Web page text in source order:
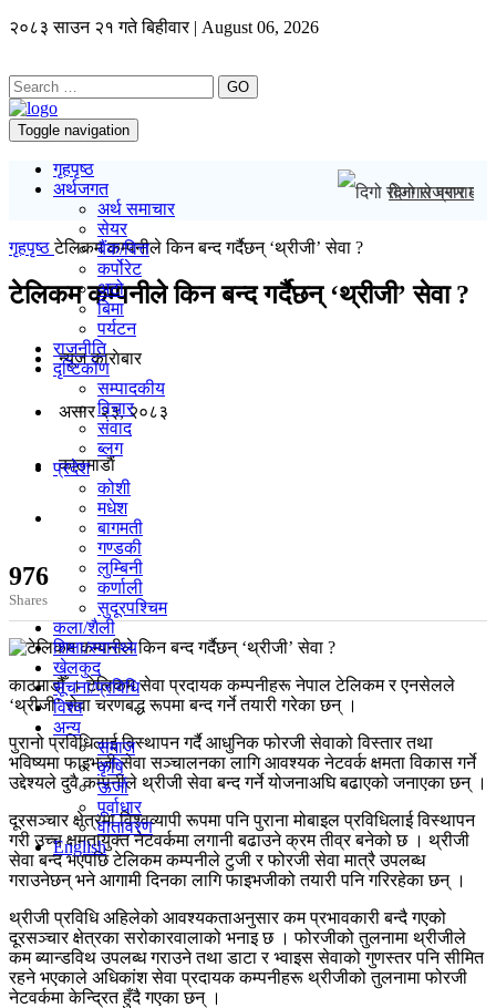
२०८३ साउन २१ गते बिहीवार | August 06, 2026
GO
Toggle navigation
गृहपृष्ठ
अर्थजगत
अर्थ समाचार
सेयर
बैंक/वित्त
कर्पोरेट
अटो
बिमा
पर्यटन
राजनीति
दृष्टिकोण
सम्पादकीय
विचार
संवाद
ब्लग
प्रदेश
कोशी
मधेश
बागमती
गण्डकी
लुम्बिनी
कर्णाली
सुदूरपश्चिम
कला/शैली
शिक्षा/स्वास्थ्य
खेलकुद
सूचना/प्रविधि
विश्व
अन्य
समाज
कृषि
ऊर्जा
पूर्वाधार
वातावरण
English
दिगो रोजगार
गृहपृष्ठटेलिकम कम्पनीले किन बन्द गर्दैछन् ‘थ्रीजी’ सेवा ?
टेलिकम कम्पनीले किन बन्द गर्दैछन् ‘थ्रीजी’ सेवा ?
न्यूज काराेबार
असार २३, २०८३
काठमाडाैं
976
Shares
काठमाडौँ । टेलिकम सेवा प्रदायक कम्पनीहरू नेपाल टेलिकम र एनसेलले
‘थ्रीजी’ सेवा चरणबद्ध रूपमा बन्द गर्ने तयारी गरेका छन् ।
पुरानो प्रविधिलाई विस्थापन गर्दै आधुनिक फोरजी सेवाको विस्तार तथा
भविष्यमा फाइभजी सेवा सञ्चालनका लागि आवश्यक नेटवर्क क्षमता विकास गर्ने
उद्देश्यले दुवै कम्पनीले थ्रीजी सेवा बन्द गर्ने योजनाअघि बढाएको जनाएका छन् ।
दूरसञ्चार क्षेत्रमा विश्वव्यापी रूपमा पनि पुराना मोबाइल प्रविधिलाई विस्थापन
गरी उच्च क्षमतायुक्त नेटवर्कमा लगानी बढाउने क्रम तीव्र बनेको छ । थ्रीजी
सेवा बन्द भएपछि टेलिकम कम्पनीले टुजी र फोरजी सेवा मात्रै उपलब्ध
गराउनेछन् भने आगामी दिनका लागि फाइभजीको तयारी पनि गरिरहेका छन् ।
थ्रीजी प्रविधि अहिलेको आवश्यकताअनुसार कम प्रभावकारी बन्दै गएको
दूरसञ्चार क्षेत्रका सरोकारवालाको भनाइ छ । फोरजीको तुलनामा थ्रीजीले
कम ब्यान्डविथ उपलब्ध गराउने तथा डाटा र भ्वाइस सेवाको गुणस्तर पनि सीमित
रहने भएकाले अधिकांश सेवा प्रदायक कम्पनीहरू थ्रीजीको तुलनामा फोरजी
नेटवर्कमा केन्द्रित हुँदै गएका छन् ।